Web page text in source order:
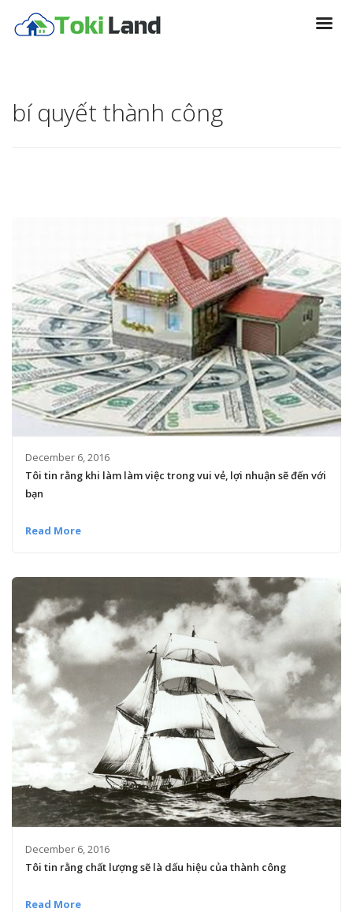
bí quyết thành công
December 6, 2016
Tôi tin rằng khi làm làm việc trong vui vẻ, lợi nhuận sẽ đến với
bạn
Read More
December 6, 2016
Tôi tin rằng chất lượng sẽ là dấu hiệu của thành công
Read More